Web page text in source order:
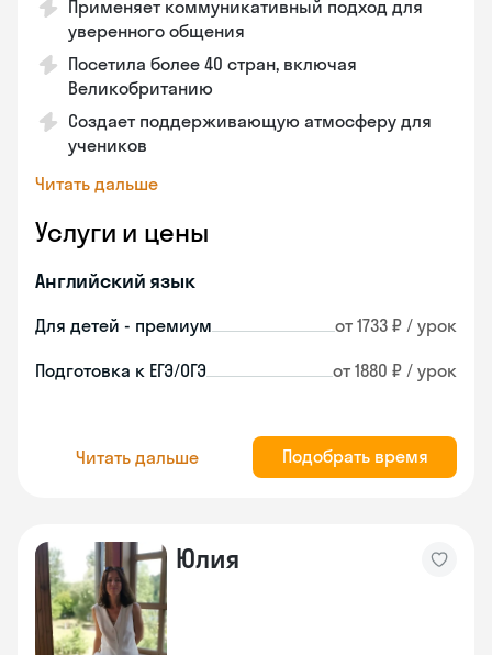
Применяет коммуникативный подход для
уверенного общения
Посетила более 40 стран, включая
Великобританию
Создает поддерживающую атмосферу для
учеников
Читать дальше
Услуги и цены
Английский язык
Для детей - премиум от 1733 ₽ / урок
Подготовка к ЕГЭ/ОГЭ от 1880 ₽ / урок
Читать дальше Подобрать время
Юлия